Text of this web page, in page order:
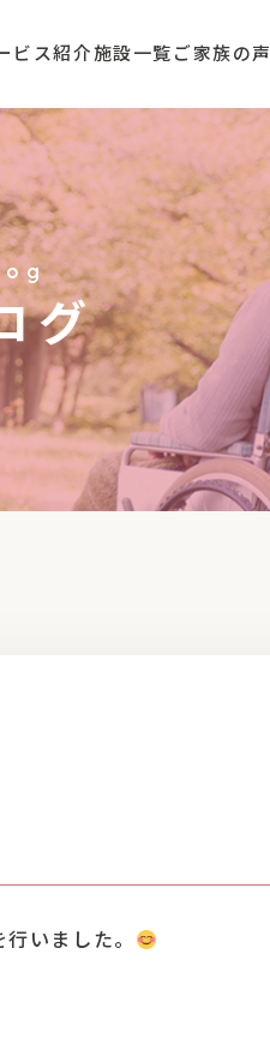
ビス紹介施設一覧 ご家族の声
グ
行いました。